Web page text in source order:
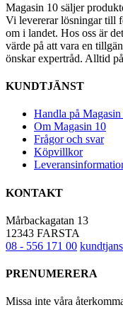
Magasin 10 säljer
Vi levererar lösningar till
om i landet. Hos oss är
värde på att vara en
önskar expertråd. Alltid
KUNDTJÄNST
Handla på
Om Magasin 10
Frågor och svar
Köpvillkor
KONTAKT
Mårbackagatan 13
12343 FARSTA
08 - 556 171 00
PRENUMERERA
Missa inte våra